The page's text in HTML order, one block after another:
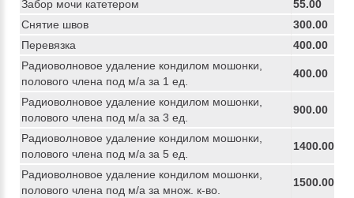
Забор мочи катетером
55.00
Снятие швов
300.00
Перевязка
400.00
Радиоволновое удаление кондилом мошонки,
полового члена под м/а за 1 ед.
400.00
Радиоволновое удаление кондилом мошонки,
полового члена под м/а за 3 ед.
900.00
Радиоволновое удаление кондилом мошонки,
полового члена под м/а за 5 ед.
1400.00
Радиоволновое удаление кондилом мошонки,
полового члена под м/а за множ. к-во.
1500.00